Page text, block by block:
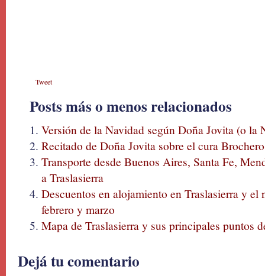
Tweet
Posts más o menos relacionados
Versión de la Navidad según Doña Jovita (o la
Recitado de Doña Jovita sobre el cura Brochero
Transporte desde Buenos Aires, Santa Fe,
a Traslasierra
Descuentos en alojamiento en Traslasierra y el
febrero y marzo
Mapa de Traslasierra y sus principales puntos
Dejá tu comentario